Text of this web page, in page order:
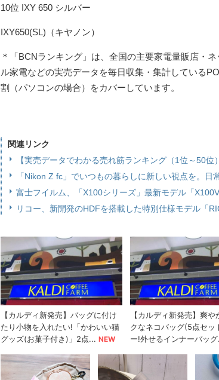
10位 IXY 650 シルバー
IXY650(SL)（キヤノン）
＊「BCNランキング」は、全国の主要家電量販店・
ル家電などの実売データを毎日収集・集計している
割（パソコンの場合）をカバーしています。
関連リンク
【実売データでわかる売れ筋ランキング（1位～50位
「Nikon Z fc」でいつもの暮らしに新しい視点を。
富士フイルム、「X100シリーズ」最新モデル「
リコー、新開発のHDFを搭載した特別仕様モデル「